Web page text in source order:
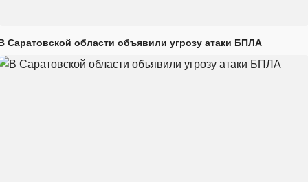
Саратовской области объявили угрозу атаки БПЛА